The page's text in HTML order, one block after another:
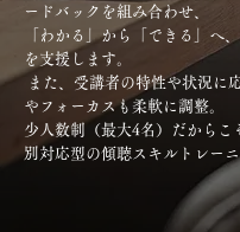
ードバックを組み合わせ、
「わかる」から「できる」へ
を支援します。
また、受講者の特性や状況に
やフォーカスも柔軟に調整。
少人数制（最大4名）だからこ
別対応型の傾聴スキルトレーニ